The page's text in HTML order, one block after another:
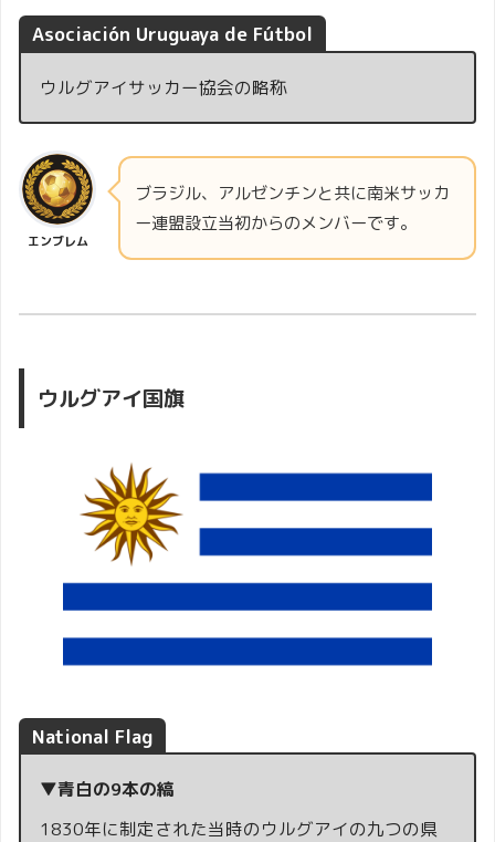
Asociación Uruguaya de Fútbol
ウルグアイサッカー協会の略称
エンブレム
ブラジル、アルゼンチンと共に南米サッカ
ー連盟設立当初からのメンバーです。
ウルグアイ国旗
National Flag
▼青白の9本の縞
1830年に制定された当時のウルグアイの九つの県